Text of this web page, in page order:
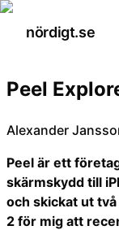
nördigt.se
Peel
Alexander
Peel är ett
skärmskydd till
och skickat ut
2 för mig att